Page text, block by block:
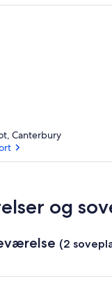
Canterbury
og
(2